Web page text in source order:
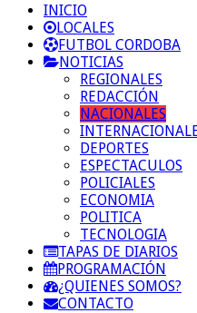
INICIO
LOCALES
FUTBOL CORDOBA
NOTICIAS
REGIONALES
REDACCIÓN
NACIONALES
DEPORTES
ESPECTACULOS
POLICIALES
ECONOMIA
POLITICA
TECNOLOGIA
TAPAS DE DIARIOS
PROGRAMACIÓN
¿QUIENES SOMOS?
CONTACTO